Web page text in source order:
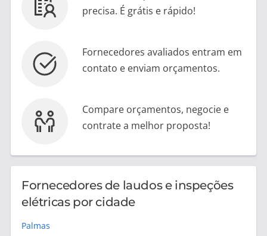
precisa. É grátis e rápido!
Fornecedores avaliados entram em
contato e enviam orçamentos.
Compare orçamentos, negocie e
contrate a melhor proposta!
Fornecedores de laudos e inspeções
elétricas por cidade
Palmas